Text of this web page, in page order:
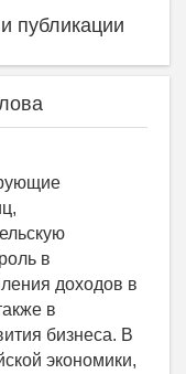
публикации
в
доходов в
в
бизнеса. В
экономики,